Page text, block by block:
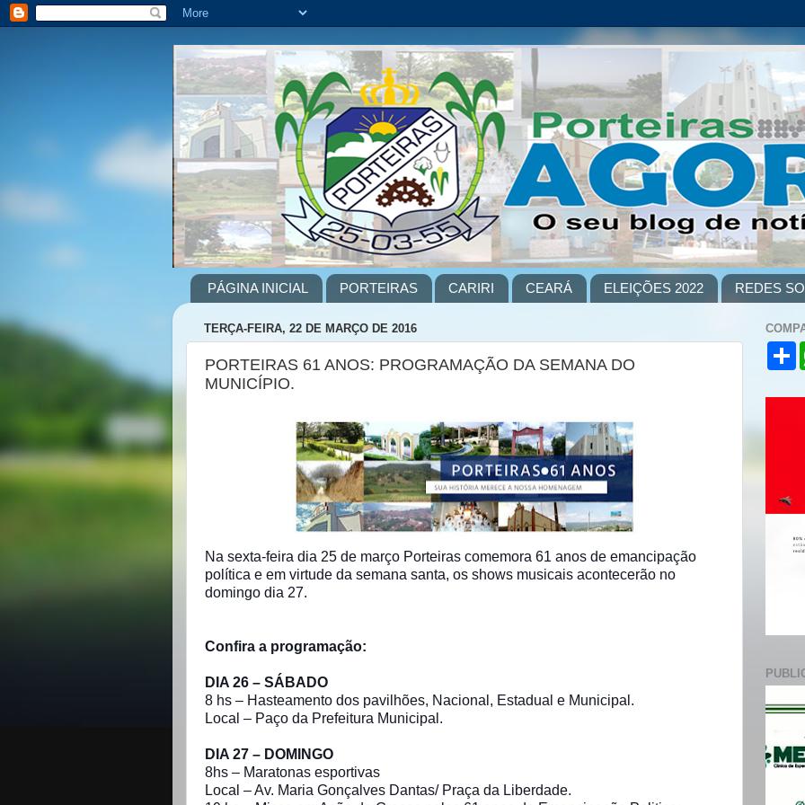
PÁGINA INICIAL PORTEIRAS CARIRI CEARÁ ELEIÇÕES 2022 REDES
TERÇA-FEIRA, 22 DE MARÇO DE 2016
PORTEIRAS 61 ANOS: PROGRAMAÇÃO DA SEMANA DO
MUNICÍPIO.
Na sexta-feira dia 25 de março Porteiras comemora 61 anos de emancipação
política e em virtude da semana santa, os shows musicais acontecerão no
domingo dia 27.
Confira a programação:
DIA 26 – SÁBADO
8 hs – Hasteamento dos pavilhões, Nacional, Estadual e Municipal.
Local – Paço da Prefeitura Municipal.
DIA 27 – DOMINGO
8hs – Maratonas esportivas
Local – Av. Maria Gonçalves Dantas/ Praça da Liberdade.
S